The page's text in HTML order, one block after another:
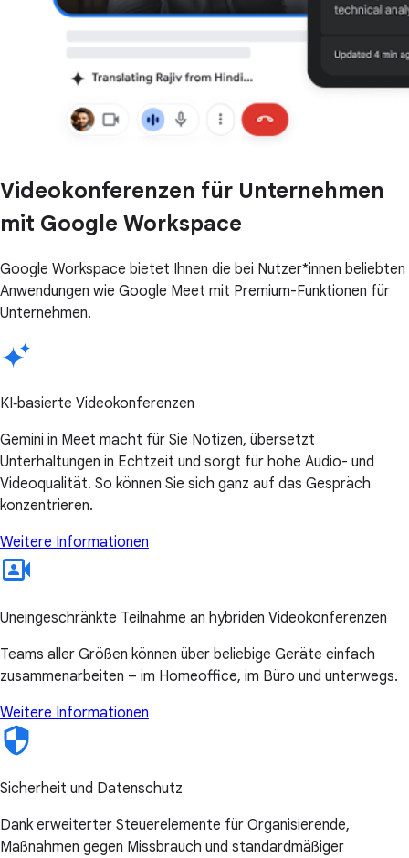
Videokonferenzen für Unternehmen
mit Google Workspace
Google Workspace bietet Ihnen die bei Nutzer*innen beliebten
Anwendungen wie Google Meet mit Premium-Funktionen für
Unternehmen.
KI‑basierte Videokonferenzen
Gemini in Meet macht für Sie Notizen, übersetzt
Unterhaltungen in Echtzeit und sorgt für hohe Audio- und
Videoqualität. So können Sie sich ganz auf das Gespräch
konzentrieren.
Weitere Informationen
Uneingeschränkte Teilnahme an hybriden Videokonferenzen
Teams aller Größen können über beliebige Geräte einfach
zusammenarbeiten – im Homeoffice, im Büro und unterwegs.
Weitere Informationen
Sicherheit und Datenschutz
Dank erweiterter Steuerelemente für Organisierende,
Maßnahmen gegen Missbrauch und standardmäßiger